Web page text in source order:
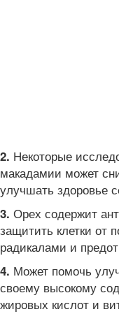
2. Некоторые
макадамии может
улучшать здоровье
3. Орех содержит
защитить клетки от
радикалами и
4. Может помочь
своему высокому
жировых кислот и